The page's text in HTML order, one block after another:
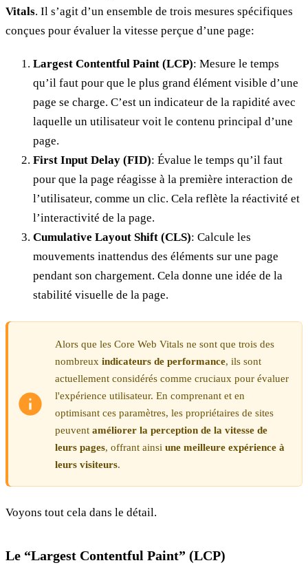
Vitals. Il s’agit d’un ensemble de trois mesures spécifiques
conçues pour évaluer la vitesse perçue d’une page:
Largest Contentful Paint (LCP): Mesure le temps
qu’il faut pour que le plus grand élément visible d’une
page se charge. C’est un indicateur de la rapidité avec
laquelle un utilisateur voit le contenu principal d’une
page.
First Input Delay (FID): Évalue le temps qu’il faut
pour que la page réagisse à la première interaction de
l’utilisateur, comme un clic. Cela reflète la réactivité et
l’interactivité de la page.
Cumulative Layout Shift (CLS): Calcule les
mouvements inattendus des éléments sur une page
pendant son chargement. Cela donne une idée de la
stabilité visuelle de la page.
Alors que les Core Web Vitals ne sont que trois des
nombreux indicateurs de performance, ils sont
actuellement considérés comme cruciaux pour évaluer
l'expérience utilisateur. En comprenant et en
optimisant ces paramètres, les propriétaires de sites
peuvent améliorer la perception de la vitesse de
leurs pages, offrant ainsi une meilleure expérience à
leurs visiteurs.
Voyons tout cela dans le détail.
Le “Largest Contentful Paint” (LCP)